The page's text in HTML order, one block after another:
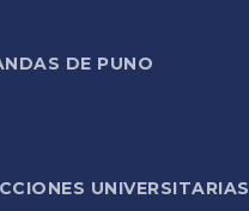
DE PUNO
UNIVERSITARIAS